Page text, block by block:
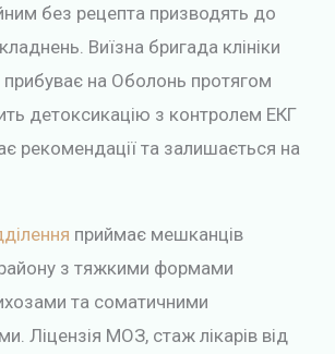
без рецепта призводять до
Виїзна бригада клініки
прибуває на Оболонь протягом
детоксикацію з контролем ЕКГ
рекомендації та залишається на
приймає мешканців
з тяжкими формами
та соматичними
Ліцензія МОЗ, стаж лікарів від